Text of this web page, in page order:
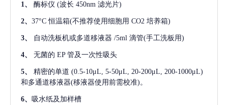
1、 酶标仪 (波长 450nm 滤光片)
2、 37°C 恒温箱(不推荐使用细胞用 CO2 培养箱)
3、 自动洗板机或多道移液器 /5ml 滴管(手工洗板用)
4、 无菌的 EP 管及一次性吸头
5、 精密的单道 (0.5-10μL, 5-50μL, 20-200μL, 200-1000μL)
和多通道移液器(移液器使用前需校准)。
6、 吸水纸及加样槽